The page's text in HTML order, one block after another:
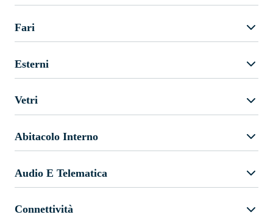
Fari
Esterni
Vetri
Abitacolo Interno
Audio E Telematica
Connettività